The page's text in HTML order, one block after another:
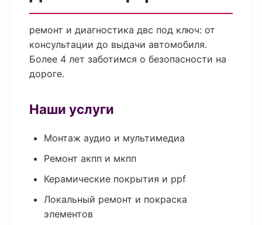
ремонт и диагностика двс под ключ: от
консультации до выдачи автомобиля.
Более 4 лет заботимся о безопасности на
дороге.
Наши услуги
Монтаж аудио и мультимедиа
Ремонт акпп и мкпп
Керамические покрытия и ppf
Локальный ремонт и покраска
элементов